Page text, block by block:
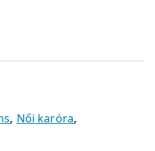
, Női karóra,